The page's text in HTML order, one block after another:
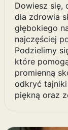
Dowiesz się,
dla zdrowia
głębokiego
najczęściej
Podzielimy
które
promienną
odkryć
piękną oraz